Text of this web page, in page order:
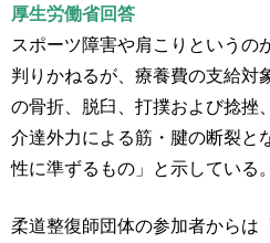
厚生労働省回答
スポーツ障害や肩こりというの
判りかねるが、療養費の支給対
の骨折、脱臼、打撲および捻挫
介達外力による筋・腱の断裂と
性に準ずるもの」と示している。
柔道整復師団体の参加者からは